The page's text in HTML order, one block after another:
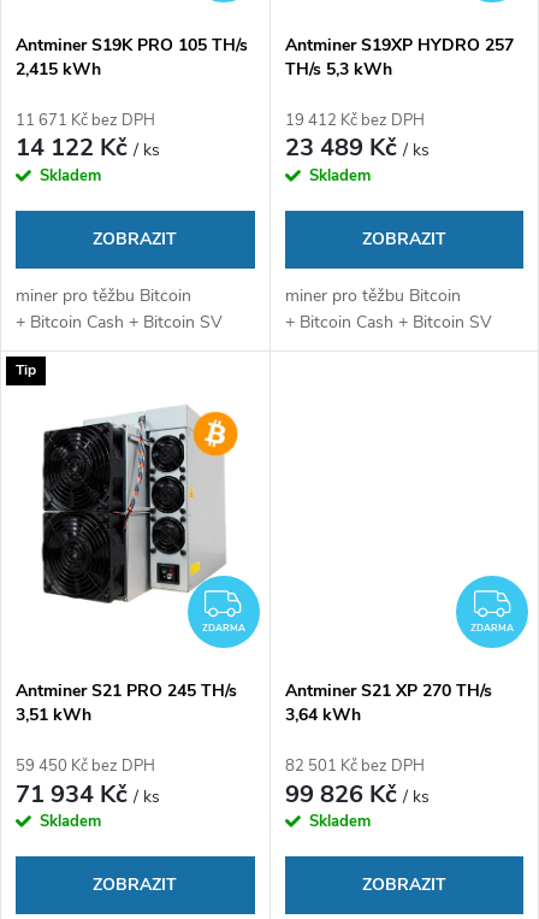
r
o
d
k
t
p
r
o
d
u
k
t
Antminer S19K PRO 105 TH/s
2,415 kWh
11 671 Kč bez DPH
14 122 Kč/ ks
Skladem
ZOBRAZIT
miner pro těžbu Bitcoin
+ Bitcoin Cash + Bitcoin SV
Antminer S19XP HYDRO 257
TH/s 5,3 kWh
19 412 Kč bez DPH
23 489 Kč/ ks
Skladem
ZOBRAZIT
miner pro těžbu Bitcoin
+ Bitcoin Cash + Bitcoin SV
Tip
ZDARMA
ZDARMA
Antminer S21 PRO 245 TH/s
3,51 kWh
59 450 Kč bez DPH
71 934 Kč/ ks
Skladem
ZOBRAZIT
ZDARMA
Antminer S21 XP 270 TH/s
3,64 kWh
82 501 Kč bez DPH
99 826 Kč/ ks
Skladem
ZOBRAZIT